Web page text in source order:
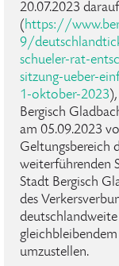
20.07.2023
(https://
9/
schueler-rat-
sitzung-ueber-
1-oktober-2023
Bergisch
am 05.09.2023
Geltungsbereich
weiterführenden
Stadt Bergisch
des
umzustellen.